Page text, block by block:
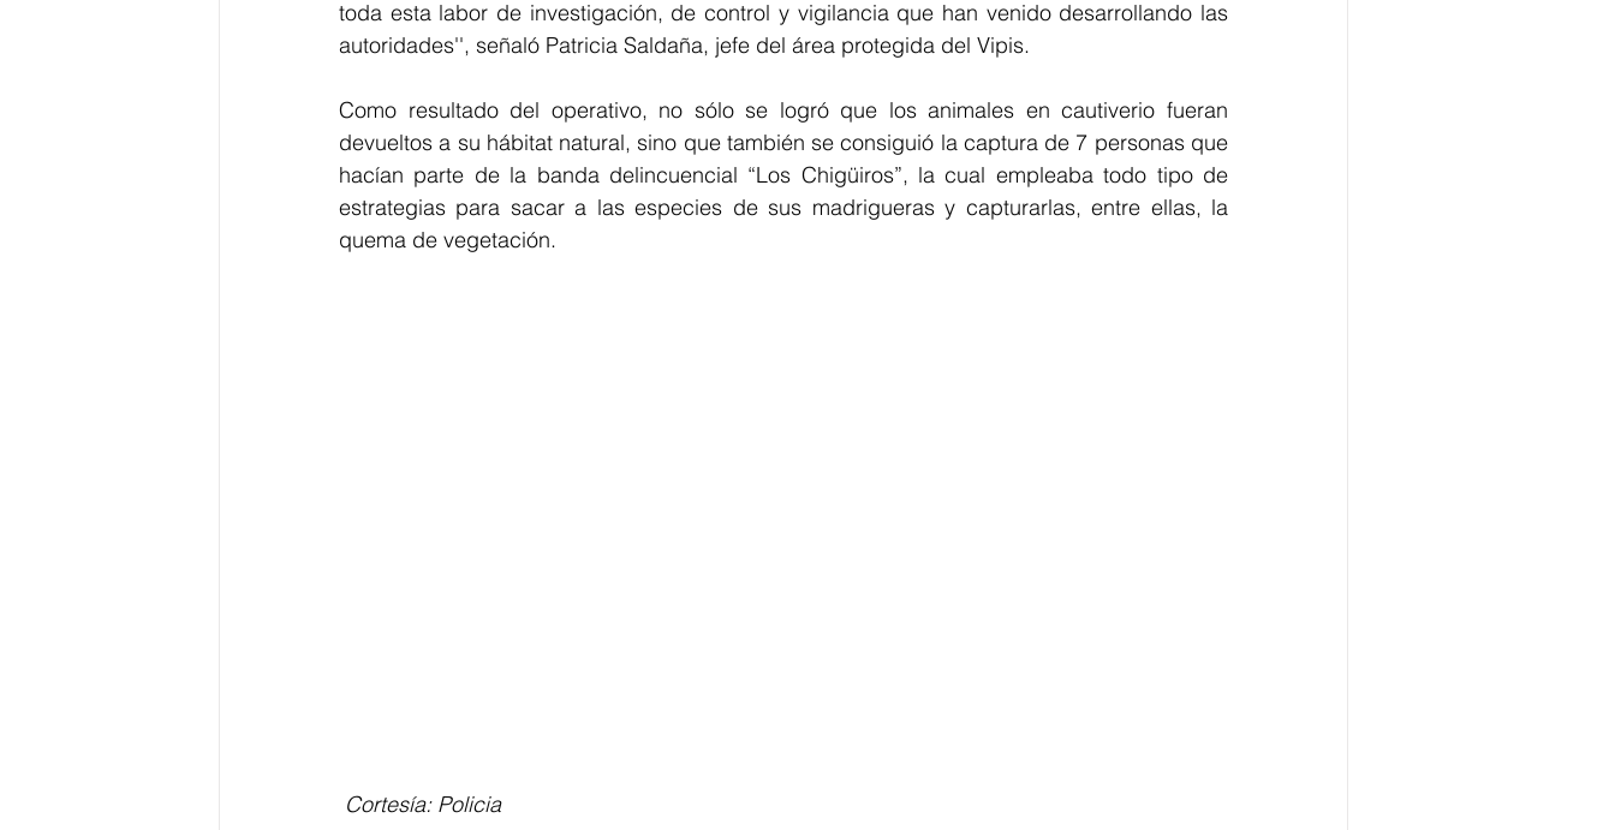
toda esta labor de investigación, de control y vigilancia que han venido desarrollando las
autoridades'', señaló Patricia Saldaña, jefe del área protegida del Vipis.
Como resultado del operativo, no sólo se logró que los animales en cautiverio fueran
devueltos a su hábitat natural, sino que también se consiguió la captura de 7 personas que
hacían parte de la banda delincuencial “Los Chigüiros”, la cual empleaba todo tipo de
estrategias para sacar a las especies de sus madrigueras y capturarlas, entre ellas, la
quema de vegetación.
Cortesía: Policia